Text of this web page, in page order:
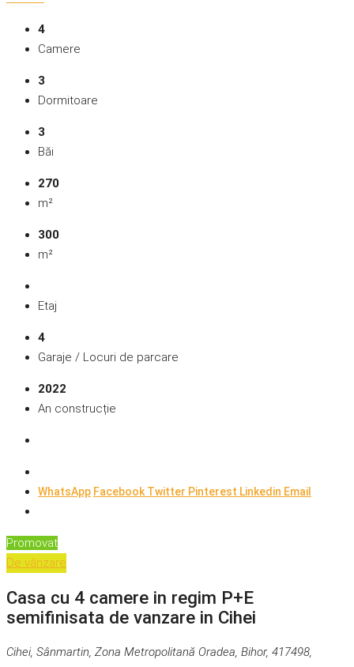
4
Camere
3
Dormitoare
3
Băi
270
m²
300
m²
Etaj
4
Garaje / Locuri de parcare
2022
An construcție
WhatsApp FacebookTwitter Pinterest Linkedin Email
Promovat
De vânzare
Casa cu 4 camere in regim P+E
semifinisata de vanzare in Cihei
Cihei, Sânmartin, Zona Metropolitană Oradea, Bihor, 417498,